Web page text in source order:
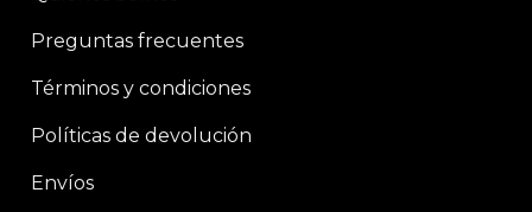
Preguntas frecuentes
Términos y condiciones
Políticas de devolución
Envíos